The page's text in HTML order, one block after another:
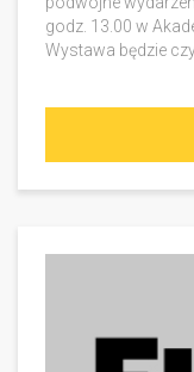
godz. 13.00 w
Wystawa będzie